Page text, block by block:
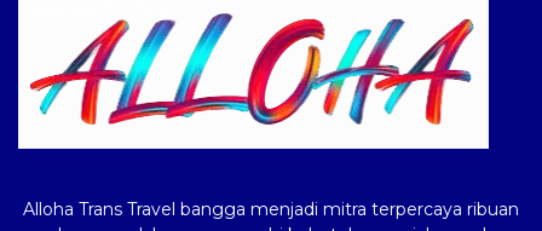
Alloha Trans Travel bangga menjadi mitra terpercaya ribuan